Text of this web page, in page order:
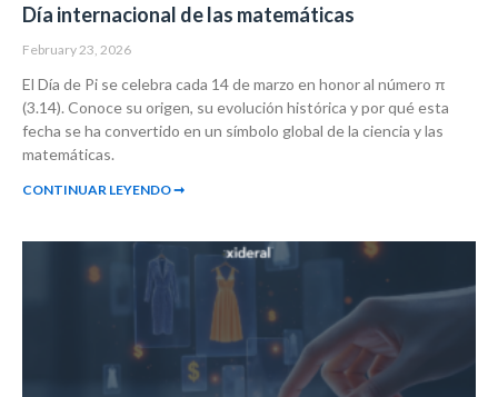
Día internacional de las matemáticas
February 23, 2026
El Día de Pi se celebra cada 14 de marzo en honor al número π
(3.14). Conoce su origen, su evolución histórica y por qué esta
fecha se ha convertido en un símbolo global de la ciencia y las
matemáticas.
CONTINUAR LEYENDO ➞